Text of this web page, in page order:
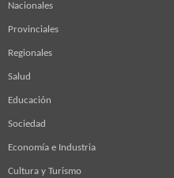
Nacionales
Provinciales
Regionales
Salud
Educación
Sociedad
Economía e Industria
Cultura y Turismo